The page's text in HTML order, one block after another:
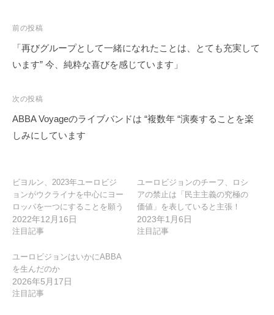
投
稿
ナ
ゲ
ー
シ
前の投稿
「再びグループとして一緒になれたことは、とても充実して
います” 今、純粋な喜びを感じています」
次の投稿
ABBA Voyageのライブバンドは “複数年 “演奏することを楽
しみにしています
ビヨルン、2023年ユーロビジ
ョンがウクライナを中心にヨー
ロッパを一つにすることを願う
2022年12月16日
注目記事
ユーロビジョンのチーフ、ロシ
アの禁止は「民主主義の究極の
価値」を表していると主張！
2023年1月6日
注目記事
ユーロビジョンはいかにABBA
を生んだのか
2026年5月17日
注目記事